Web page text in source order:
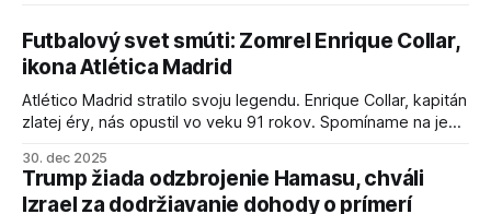
Futbalový svet smúti: Zomrel Enrique Collar,
ikona Atlética Madrid
Atlético Madrid stratilo svoju legendu. Enrique Collar, kapitán
zlatej éry, nás opustil vo veku 91 rokov. Spomíname na jeho
30. dec 2025
Trump žiada odzbrojenie Hamasu, chváli
Izrael za dodržiavanie dohody o prímerí